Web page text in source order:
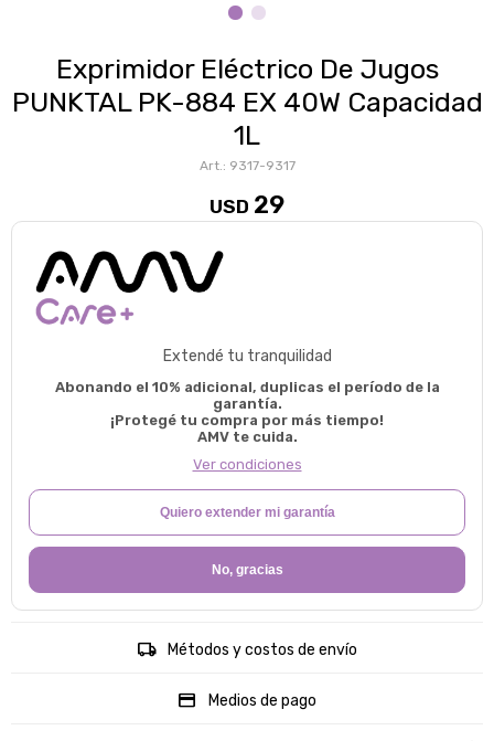
Exprimidor Eléctrico De Jugos
PUNKTAL PK-884 EX 40W Capacidad
1L
9317-9317
USD 29
Extendé tu tranquilidad
Abonando el 10% adicional, duplicas el período de la
garantía.
¡Protegé tu compra por más tiempo!
AMV te cuida.
Ver condiciones
Quiero extender mi garantía
No, gracias
Métodos y costos de envío
Medios de pago